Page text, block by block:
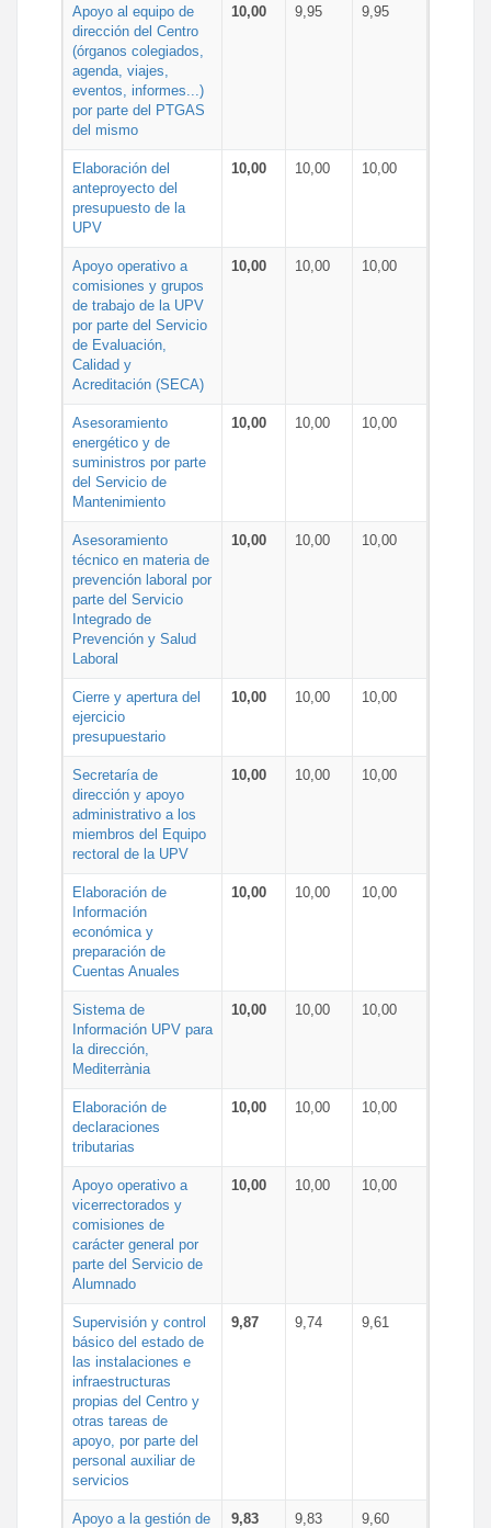
Apoyo al equipo de
dirección del Centro
(órganos colegiados,
agenda, viajes,
eventos, informes...)
por parte del PTGAS
del mismo
10,00 9,95 9,95
Elaboración del
anteproyecto del
presupuesto de la
UPV
10,00 10,00 10,00
Apoyo operativo a
comisiones y grupos
de trabajo de la UPV
por parte del Servicio
de Evaluación,
Calidad y
Acreditación (SECA)
10,00 10,00 10,00
Asesoramiento
energético y de
suministros por parte
del Servicio de
Mantenimiento
10,00 10,00 10,00
Asesoramiento
técnico en materia de
prevención laboral por
parte del Servicio
Integrado de
Prevención y Salud
Laboral
10,00 10,00 10,00
Cierre y apertura del
ejercicio
presupuestario
10,00 10,00 10,00
Secretaría de
dirección y apoyo
administrativo a los
miembros del Equipo
rectoral de la UPV
10,00 10,00 10,00
Elaboración de
Información
económica y
preparación de
Cuentas Anuales
10,00 10,00 10,00
Sistema de
Información UPV para
la dirección,
Mediterrània
10,00 10,00 10,00
Elaboración de
declaraciones
tributarias
10,00 10,00 10,00
Apoyo operativo a
vicerrectorados y
comisiones de
carácter general por
parte del Servicio de
Alumnado
10,00 10,00 10,00
Supervisión y control
básico del estado de
las instalaciones e
infraestructuras
propias del Centro y
otras tareas de
apoyo, por parte del
personal auxiliar de
servicios
9,87 9,74 9,61
Apoyo a la gestión de
9,83 9,83 9,60